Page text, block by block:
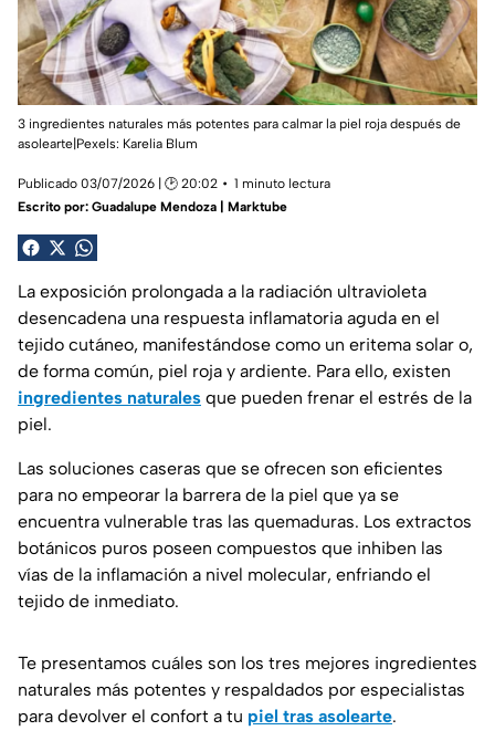
3 ingredientes naturales más potentes para calmar la piel roja después de
asolearte|Pexels: Karelia Blum
Publicado 03/07/2026 | 🕑 20:02
1 minuto lectura
Escrito por: Guadalupe Mendoza | Marktube
La exposición prolongada a la radiación ultravioleta
desencadena una respuesta inflamatoria aguda en el
tejido cutáneo, manifestándose como un eritema solar o,
de forma común, piel roja y ardiente. Para ello, existen
ingredientes naturales que pueden frenar el estrés de la
piel.
Las soluciones caseras que se ofrecen son eficientes
para no empeorar la barrera de la piel que ya se
encuentra vulnerable tras las quemaduras. Los extractos
botánicos puros poseen compuestos que inhiben las
vías de la inflamación a nivel molecular, enfriando el
tejido de inmediato.
Te presentamos cuáles son los tres mejores ingredientes
naturales más potentes y respaldados por especialistas
para devolver el confort a tu piel tras asolearte.